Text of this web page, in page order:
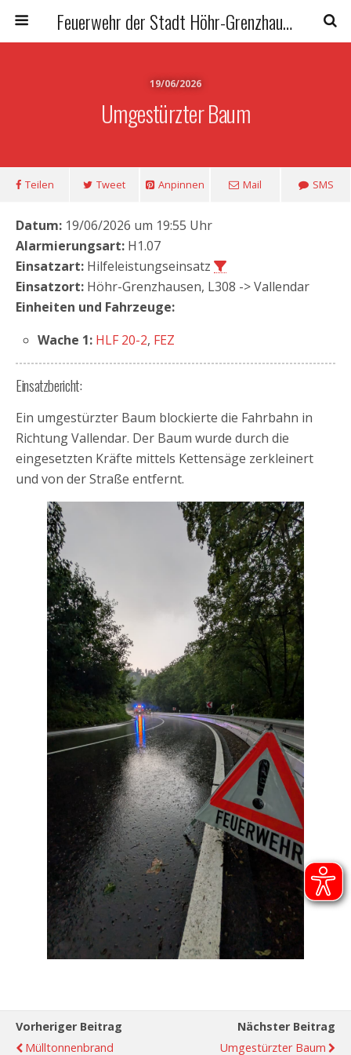
Feuerwehr der Stadt Höhr-Grenzhausen
19/06/2026
Umgestürzter Baum
Teilen Tweet Anpinnen Mail SMS
Datum: 19/06/2026 um 19:55 Uhr
Alarmierungsart: H1.07
Einsatzart: Hilfeleistungseinsatz
Einsatzort: Höhr-Grenzhausen, L308 -> Vallendar
Einheiten und Fahrzeuge:
Wache 1: HLF 20-2, FEZ
Einsatzbericht:
Ein umgestürzter Baum blockierte die Fahrbahn in
Richtung Vallendar. Der Baum wurde durch die
eingesetzten Kräfte mittels Kettensäge zerkleinert
und von der Straße entfernt.
Vorheriger Beitrag
Mülltonnenbrand
Nächster Beitrag
Umgestürzter Baum